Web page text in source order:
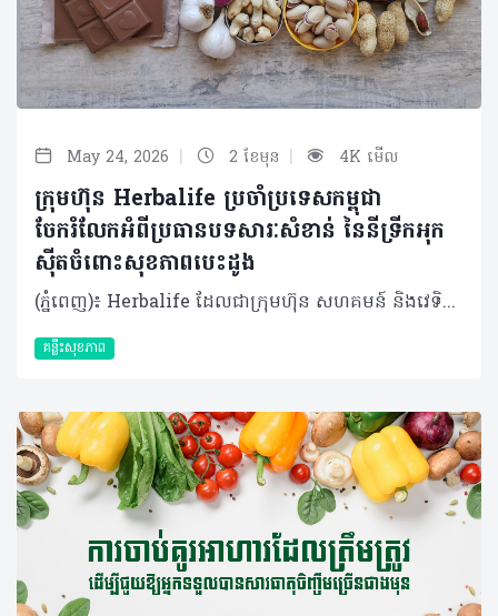
May 24, 2026 | 2 ខែមុន | 4K មើល
ក្រុមហ៊ុន Herbalife ប្រចាំប្រទេសកម្ពុជា
ចែករំលែកអំពីប្រធានបទសារៈសំខាន់ នៃនីទ្រីកអុក
ស៊ីតចំពោះសុខភាពបេះដូង
(ភ្នំពេញ)៖ Herbalife ដែលជាក្រុមហ៊ុន សហគមន៍ និងវេទិកាភ្ជាប់ទំនាក់ទំនងលំដាប់ថ្នាក់ពិភពលោក ផ្នែកសុខភាព និងសុខុមាលភាពបានចែករំលែកអំពីសារៈសំខាន់នៃនីទ្រីកអុកស៊ីតចំពោះសុខភាពបេះដូង និងថាតើអ្វីទៅជាការជំរុញនីទ្រីកអុកស៊ីត? មានកត្តាជាច្រើនក្នុងការរស់នៅឱ្យបានល្អបំផុត ហើយក៏មិនចាំបាច់ពិបាកស្មុគស្មាញអ្វីច្រើននោះដែរ។ មានវិធីសាមញ្ញមួយចំនួនដើម្បីគាំទ្រដល់សុខភាពបេះដូងរបស់អ្នកឱ្យមានសុខភាពល្អគឺ តាមរយៈរបបអាហារត្រឹមត្រូវ ការហាត់ប្រាណឱ្យបានទៀងទាត់ និងការទទួលទានអាហាររូបត្ថម្ភជំនួយ។របបអាហារ និងលំហាត់ប្រាណគឺងាយស្រួល ប៉ុន្តែអាហាររូបត្ថម្ភជំនួយវិញ? វិធីដ៏ល្អបំផុតមួយដើម្បីជួយការពារបេះដូងរបស់អ្នកគឺ តាមរយៈនីទ្រីកអុកស៊ីត ឬ ពាក្យកាត់ NO។ តើនីទ្រីកអុកស៊ីតដំណើរការយ៉ាងដូចម្តេច? នីទ្រីកអុកស៊ីត គឺជាឧស្ម័នដែលកើតឡើងពីធម្មជាតិដែលមាននៅទាំងក្នុង និងក្រៅរាងកាយ។ វាការពារប្រព័ន្ធសរសៃឈាមបេះដូងរបស់អ្នកពីការខូចខាត និងការចុះខ្សោយតាមវ័យ ដោយលើកកម្ពស់ភាពយឺត នៃសរសៃឈាម។ នីទ្រីកអុកស៊ីតជួយឱ្យជញ្ជាំងសរសៃឈាមរបស់អ្នកសម្រាក និងរីកធំ ដើម្បីឱ្យកោសិកាឈាមអាចរត់បានយ៉ាងងាយស្រួល។ ដំណើរការនេះអនុញ្ញាតឱ្យសារធាតុចិញ្ចឹម និងអុកស៊ីហ្សែនត្រូវបានបញ្ជូនទៅកាន់រាងកាយឱ្យកាន់តែមានប្រសិទ្ធភាព។ អត្ថប្រយោជន៍ នៃនីទ្រីកអុកស៊ីត នីទ្រីកអុកស៊ីតត្រូវបានគេហៅថាជា "Miracle Molecule" ឬ “ម៉ូលេគុលអស្ចារ្យ” ដោយសារតែអត្ថប្រយោជន៍ជាច្រើនដែលវាមាន។ ផ្អែកលើការសិក្សាមួយដែលបានចុះផ្សាយក្នុងទស្សនាវដ្តីវេជ្ជសាស្ត្រ The Journal of Preventive Medicine and Hygiene បានបង្ហាញឱ្យឃើញពីអត្ថប្រយោជន៍របស់នីទ្រីកអុកស៊ីតដូចខាងក្រោម៖ • ជួយគាំទ្រដល់ដំណើរការបេះដូង • រក្សាសរសៃឈាមឱ្យមានភាពបត់បែន • ធ្វើឱ្យលំហូរឈាមប្រសើរឡើង • គាំទ្រដល់គ្រប់កោសិកាទាំងអស់នៅក្នុងរាងកាយរបស់អ្នក • ជំរុញមុខងារបេះដូង ខួរក្បាល និងសរីរាង្គផ្សេងៗទៀតផងដែរ ការធ្វើឱ្យលំហូរឈាម និងការចរាចរឈាមប្រសើរឡើង នឹងជួយសម្រាលបន្ទុកការងាររបស់បេះដូង។ បេះដូងតែងតែច្របាច់បញ្ជូនកោសិកាឈាមផ្តល់​ថាមពលដល់គ្រប់សាច់ដុំ និងសរីរាង្គក្នុងរាងកាយ។ នីទ្រីកអុកស៊ីតជួយឱ្យសរសៃឈាមសម្រាក អនុញ្ញាតិឱ្យកោសិកាទាំងអស់អាចធ្វើចលនា និងរក្សាសម្ពាធឈាមឱ្យស្ថិតក្នុងកម្រិតដែលមានសុខភាពល្អ។ ការផលិតនីទ្រីកអុកស៊ីត រាងកាយផលិតនីទ្រីកអុកស៊ីតដោយធម្មជាតិក្នុងកំឡុងពេលរំលាយអាហារនៅពេលដែលប្រូតេអ៊ីនត្រូវបានបំបែកទៅជាអាស៊ីតអាមីណូដូចជា L-arginine និង L-citrulline។ នៅពេលដែលសារធាតុ L-arginine ត្រូវបានស្រូបចូលទៅក្នុងកោសិកាដែលនៅតាមជញ្ជាំងសរសៃឈាមរបស់អ្នក វានឹងបំប្លែងទៅជានីទ្រីកអុកស៊ីត (NO)។ L-citrulline គឺជាផលដែលកើតចេញពីការបំប្លែងនោះ ហើយវាដើរតួអ្នកជាការបន្ថែមថាមពល ប៉ុន្តែឥទ្ធិពលវាគឺមានរយៈពេលខ្លី។ នីទ្រីកអុកស៊ីតត្រូវបានបំផ្លាញចោលដោយសារម៉ូលេគុលអុកស៊ីហ្សែនសកម្មក្នុងរយៈពេលតែមួយវិនាទីប៉ុណ្ណោះ បន្ទាប់ពីការផលិត។ ការការពារកម្រិតនីទ្រីកអុកស៊ីត សារធាតុប្រឆាំងអុកស៊ីតកម្ម គឺជាវិធីមួយដើម្បីការពារកម្រិតនីទ្រីកអុកស៊ីតនៅក្នុងរាងកាយរបស់អ្នក។ សារធាតុប្រឆាំងអុកស៊ីតកម្មទាំងនេះជួយឱ្យរាងកាយស្រូបយកម៉ូលេគុលអុកស៊ីហ្សែនសកម្ម មុនពេលពួកវាអាចបង្កៃការខូចខាតណាមួយដល់នីទ្រីកអុកស៊ីត។ តាមរយៈការទទួលទានវីតាមីន C និង E រួមគ្នាជាមួយអាស៊ីត alpha lipoic អ្នកអាចជួយបង្កើតរបាំងការពារសម្រាប់នីទ្រីកអុកស៊ីតបាន។ បន្ទាប់ពីអាយុ ៣០ ឆ្នាំឡើង បរិមាណនីទ្រីកអុកស៊ីតដែលផលិតដោយធម្មជាតិក្នុងរាងកាយចាប់ផ្តើមថយចុះ។ ដូច្នោះហើយទើបវាជាការចាំបាច់ក្នុងជួយការពារ និងជម្រុះការបន្ថែមការផលិត NO ដើម្បីគាំទ្រដល់ប្រព័ន្ធសរសៃឈាមបេះដូងឱ្យមានសុខភាពល្អ។ ការជម្រុញនីទ្រីកអុកស៊ីត ដើម្បីជំរុញការផលិតនីទ្រីកអុកស៊ីតក្នុងរាងកាយ មានរឿងមួយចំនួនដែលអ្នកអាចធ្វើបានជារៀងរាល់ថ្ងៃ។ ជាទូទៅ វាអាស្រ័យលើរបបអាហារ ការហាត់ប្រាណ និងការទទួលទានអាហារូបត្ថម្ភដើម្បីជួយបំពេញបន្ថែម។ ចំពោះអាហារូបត្ថម្ភ អ្នកគួរទទួលទានអាហារដែលសម្បូរសារធាតុចិញ្ចឹមរួមមាន៖ • ប្រូតេអ៊ីនដែលមានគុណភាពខ្ពស់ដូចជាសណ្តែកសៀង សាច់ គ្រាប់ធញ្ញជាតិ ទឹកដោះគោ និងអាហារក្រឡុកប្រូតេអ៊ីន • បន្លែដែលមានសារធាតុនីត្រាតខ្ពស់ដូចជា គិនឆាយ សាឡាត់ មើមឆៃថាវក្រហម ស្ពៃពួយឡេង និងអាហារបំប៉នបន្លែបៃតង ក៏ជាជម្រើសដ៏ល្អដែរ • អាស៊ីតខ្លាញ់អូមេហ្គា ៣ ក៏ជួយកាត់បន្ថយការរលាកក្នុងរាងកាយផងដែរ របបអាហារដែលមានតុល្យភាពមិនមែនជាវិធីតែមួយគត់ដើម្បីបង្កើនកម្រិតនីទ្រីកអុកស៊ីតរបស់អ្នកនោះទេ។ វាក៏សំខាន់ផងដែរក្នុងការផ្តោតលើសុខុមាលភាពទូទៅរបស់អ្នកដូចជា៖ • ធានាថាអ្នកបានរក្សាជាតិទឹកបានគ្រប់គ្រាន់ • គេងឱ្យបានគ្រប់គ្រាន់ • និងបង្កើនសកម្មភាពរាងកាយ ការហាត់ប្រាណគឺជាចំណុចសំខាន់មួយ ព្រោះការផលិតនីទ្រីកអុកស៊ីតកើនឡើងយ៉ាងខ្លាំងក្នុងកំឡុងពេលធ្វើសកម្មភាពរាងកាយគ្រប់កម្រិត។ មិនថាការដើរ រត់ ជិះកង់ ហែលទឹក ឬសូម្បីតែការឡើងជណ្តើរ សុទ្ធតែជួយទ្រទ្រង់កម្រិត NO និងរបៀបរស់នៅដែលមានសុខភាពល្អទាំងអស់។ ការប្រើប្រាស់អាហារូបត្ថម្ភជំនួយ ក៏ជាកត្តាសំខាន់ផងដែរ ព្រោះសូម្បីតែរបបអាហារដែលមានតុល្យភាពបំផុតក៏នៅតែមានចន្លោះខ្វះខាតសារធាតុចិញ្ចឹមដែរ។ ដូច្នោះហើយអាហារូបត្ថម្ភជំនួយដូចជា អាហារក្រឡុកប្រូតេអ៊ីន អាហារូបត្ថម្ភជំនួយបន្លែបៃតង និងអូមេហ្គា ៣ គឺអាចជួយបំពេញចន្លោះខ្វះខាតបានយ៉ាងច្រើន។ សម្រាប់ការគាំទ្រកម្រិតនីទ្រីកអុកស៊ីត អាស៊ីតអាមីណូដូចជា L-arginine និង L-citrulline វីតាមីន C និង E អាស៊ីត alpha lipoic និងអាស៊ីតហ្វូលិក គឺពិតជាត្រូវការចាំបាច់។ ផលិតផល Herbalife® Vitality Amino Drink មានផ្ទុកនូវគ្រឿងផ្សំទាំងអស់នេះ និងជាជម្រើសដ៏ល្អសម្រាប់គាំទ្រដល់សុខភាពសរសៃឈាមបេះដូងរបស់អ្នក។ Vitality Amino Drink រួមបញ្ចូលគ្នានូវអាស៊ីតអាមីណូ និងសារធាតុប្រឆាំងអុកស៊ីតកម្មដែលចាំបាច់ដើម្បីគាំទ្រដល់ការផលិត និងរក្សាកម្រិត NO ដើម្បីរក្សាសរសៃឈាមឱ្យមានភាពបត់បែន។ ផលិតផល Herbalife24® Rebuild Strength ក៏ជាជម្រើសដ៏ល្អមួយទៀតដែលជួយបង្កើនកម្រិត NO ក្នុងរាងកាយរបស់អ្នក។ នៅពេលទទួលទានមុនពេលហាត់ប្រាណ វាជួយគាំទ្រដល់លំហូរឈាម និងធ្វើឱ្យសមត្ថភាពកីឡា និងភាពធន់ប្រសើរឡើង។ ការរក្សាកម្រិតនីទ្រីកអុកស៊ីតឱ្យបានខ្ពស់ គឺជាគន្លឹះសម្រាប់សុខភាពរាងកាយ និងបេះដូង ។ អ្នកអាចជួយឱ្យបេះដូងមានសុខភាពល្អទៅតាមវ័យ តាមរយៈការរក្សាភាពបត់បែននៃសរសៃឈាម និងការកែលម្អលំហូរឈាមក្នុងរាងកាយ ជាមួយនឹងសារធាតុ L-arginine និង L-citrulline ដែលមាននៅក្នុងផលិតផល Vitality Amino Drink ។ ការផ្ដោតលើរបបអាហារដែលមានតុល្យភាព ការហាត់ប្រាណឱ្យបានទៀងទាត់ និងការទទួលបានកម្រិត NO ឱ្យបានគ្រប់គ្រាន់ គឺជាគន្លឹះក្នុងការគាំទ្រដល់សុខភាពបេះដូង និងការរស់នៅឱ្យបានល្អបំផុត។ អំពីក្រុមហ៊ុន Herbalife ក្រុមហ៊ុន Herbalife (NYSE: HLF) គឺជាក្រុមហ៊ុនសុខភាព និងសុខុមាលភាពឈានមុខគេ និងជាសហគមន៍ដែលកំពុងផ្លាស់ប្តូរជីវិតរបស់មនុស្សជាមួយនឹងផលិតផលអាហារូបត្ថម្ភដ៏អស្ចារ្យ និងជាឱកាសអាជីវកម្មសម្រាប់សមាជិកឯករាជ្យរបស់ខ្លួនចាប់តាំងពីឆ្នាំ 1980។ ក្រុមហ៊ុនផ្តល់ជូននូវផលិតផលដែលគាំទ្រដោយវិទ្យាសាស្រ្តដល់អ្នកប្រើប្រាស់នៅក្នុងទីផ្សារជាង 90។ តាមរយៈសមាជិកឯករាជ្យដែលផ្តល់ជូននូវការបណ្តុះបណ្តាល​មួយទល់មួយ និងផ្តល់ការគាំទ្រសហគមន៍ដោយបំផុសគំនិតឱ្យអតិថិជនប្រកាន់ខ្ជាប់នូវរបៀបរស់នៅដែលមានភាពសកម្ម។
គន្លឹះសុខភាព